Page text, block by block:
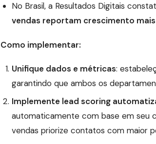
No Brasil, a Resultados Digitais
vendas reportam crescimento
Como implementar:
Unifique dados e métricas:
garantindo que ambos os
Implemente lead scoring
automaticamente com base em seu
vendas priorize contatos com maior